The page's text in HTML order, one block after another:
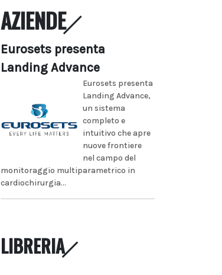
AZIENDE
Eurosets presenta
Landing Advance
Eurosets presenta
Landing Advance,
un sistema
completo e
intuitivo che apre
nuove frontiere
nel campo del
monitoraggio multiparametrico in
cardiochirurgia...
LIBRERIA